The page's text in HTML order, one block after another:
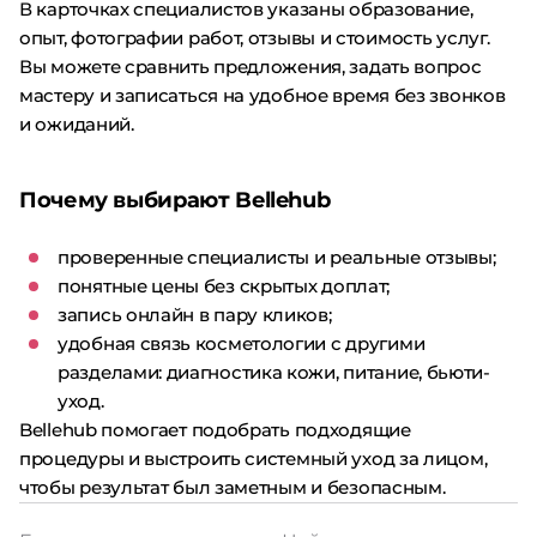
В карточках специалистов указаны образование,
опыт, фотографии работ, отзывы и стоимость услуг.
Вы можете сравнить предложения, задать вопрос
мастеру и записаться на удобное время без звонков
и ожиданий.
Почему выбирают Bellehub
проверенные специалисты и реальные отзывы;
понятные цены без скрытых доплат;
запись онлайн в пару кликов;
удобная связь косметологии с другими
разделами: диагностика кожи, питание, бьюти-
уход.
Bellehub помогает подобрать подходящие
процедуры и выстроить системный уход за лицом,
чтобы результат был заметным и безопасным.